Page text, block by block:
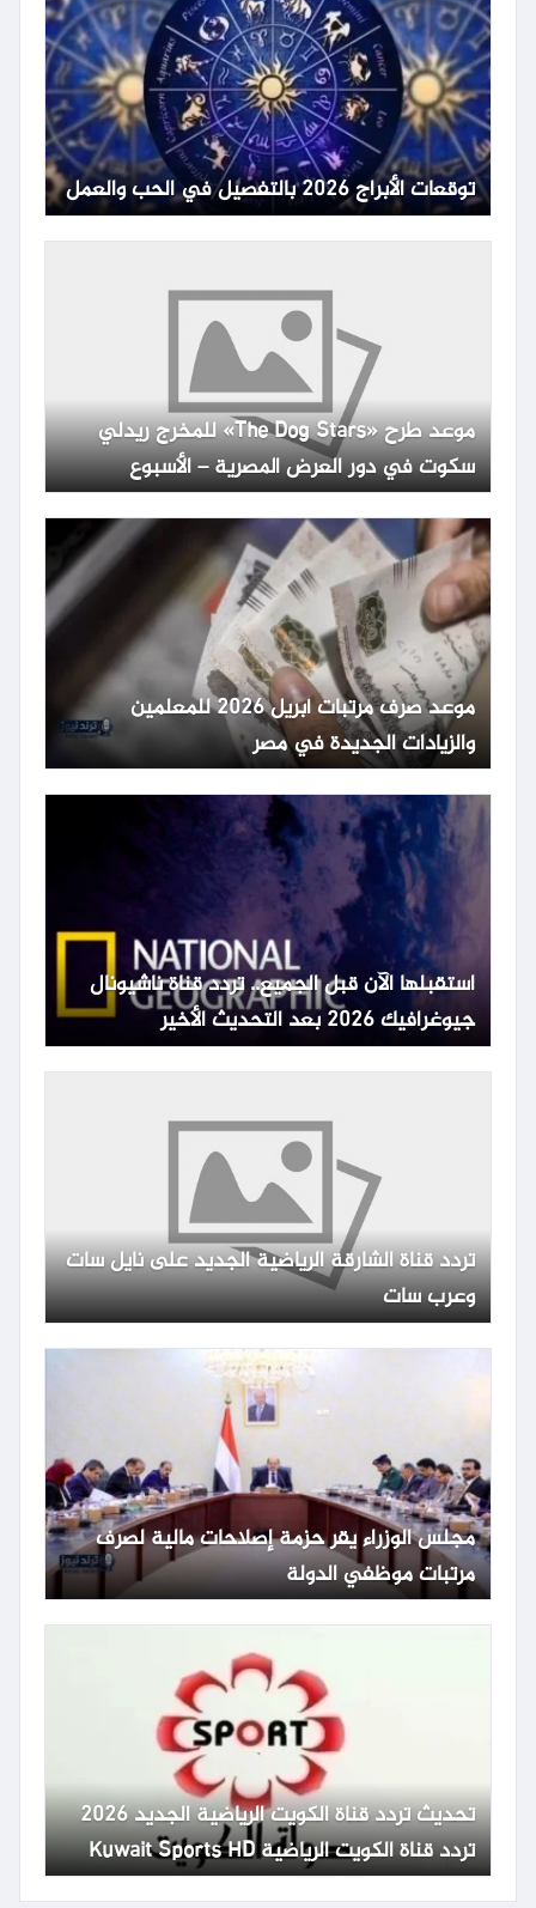
توقعات الأبراج 2026 بالتفصيل في الحب والعمل
موعد طرح «The Dog Stars» للمخرج ريدلي
سكوت في دور العرض المصرية – الأسبوع
موعد صرف مرتبات أبريل 2026 للمعلمين
والزيادات الجديدة في مصر
استقبلها الآن قبل الجميع.. تردد قناة ناشيونال
جيوغرافيك 2026 بعد التحديث الأخير
تردد قناة الشارقة الرياضية الجديد على نايل سات
وعرب سات
مجلس الوزراء يقر حزمة إصلاحات مالية لصرف
مرتبات موظفي الدولة
تحديث تردد قناة الكويت الرياضية الجديد 2026
تردد قناة الكويت الرياضية Kuwait Sports HD
65